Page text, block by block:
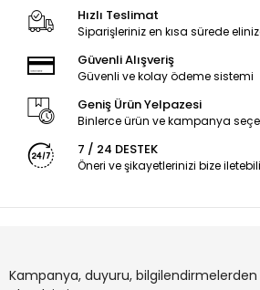
Hızlı Teslimat
Siparişleriniz en kısa sürede
Güvenli Alışveriş
Güvenli ve kolay ödeme sistemi
Geniş Ürün Yelpazesi
Binlerce ürün ve kampanya
7 / 24 DESTEK
Öneri ve şikayetlerinizi bize
Kampanya, duyuru,